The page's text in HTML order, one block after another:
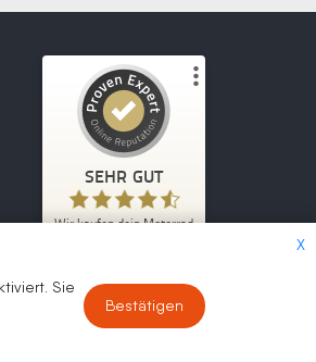
X
Sie
Bestätigen
SEHR GUT
Wir kaufen dein Motorrad
Authentizität
30.07.2026
Kundenbewertungen und Erfahrungen zu
Wir kaufen dein Motorrad
SEHR GUT
4,70
/
5,00
2.047
Bewertungen von
1
Blick aufs ProvenExpert-Profil werfen